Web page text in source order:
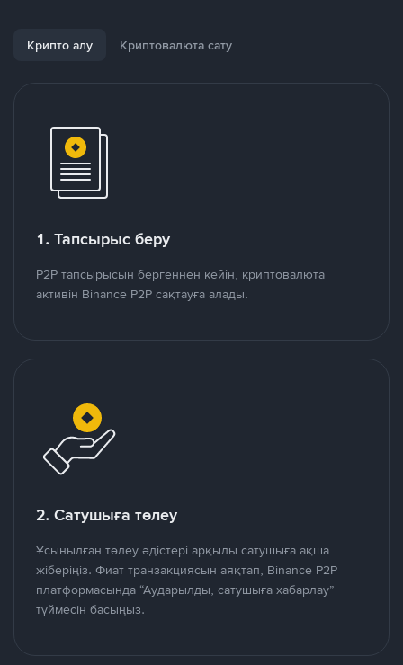
Крипто алу Криптовалюта сату
1. Тапсырыс беру
P2P тапсырысын бергеннен кейін, криптовалюта
активін Binance P2P сақтауға алады.
2. Сатушыға төлеу
Ұсынылған төлеу әдістері арқылы сатушыға ақша
жіберіңіз. Фиат транзакциясын аяқтап, Binance P2P
платформасында “Аударылды, сатушыға хабарлау”
түймесін басыңыз.